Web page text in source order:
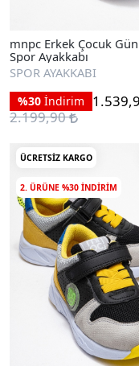
mnpc Erkek Çocuk
Spor Ayakkabı
SPOR AYAKKABI
%30 İndirim
2.199,90
ÜCRETSIZ KARGO
2. ÜRÜNE %30 INDIRIM